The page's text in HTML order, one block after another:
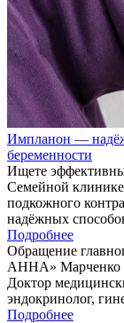
Импланон —
беременности
Ищете
Семейной
подкожного
надёжных
Подробнее
Обращение
АННА»
Доктор
эндокринолог,
Подробнее